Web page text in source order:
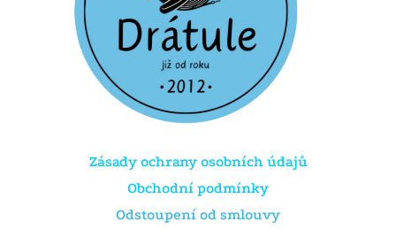
Zásady ochrany osobních údajů
Obchodní podmínky
Odstoupení od smlouvy